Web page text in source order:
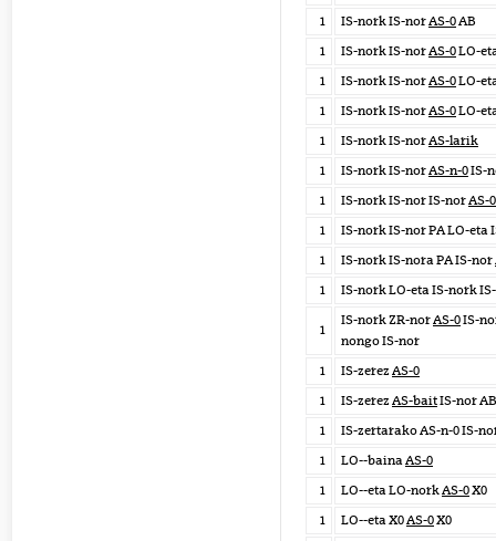
1
IS-nork IS-norAS-0AB
1
IS-nork IS-norAS-0LO-
1
IS-nork IS-norAS-0LO-
1
IS-nork IS-norAS-0LO-
1
IS-nork IS-norAS-larik
1
IS-nork IS-norAS-n-0IS-
1
IS-nork IS-nor IS-norAS-0
1
IS-nork IS-nor PA LO-eta
1
IS-nork IS-nora PA IS-nor
1
IS-nork LO-eta IS-nork
1
IS-nork ZR-norAS-0IS-
nongo IS-nor
1
IS-zerez AS-0
1
IS-zerez AS-baitIS-nor
1
IS-zertarako AS-n-0 IS-
1
LO--bainaAS-0
1
LO--eta LO-norkAS-0X0
1
LO--eta X0AS-0X0